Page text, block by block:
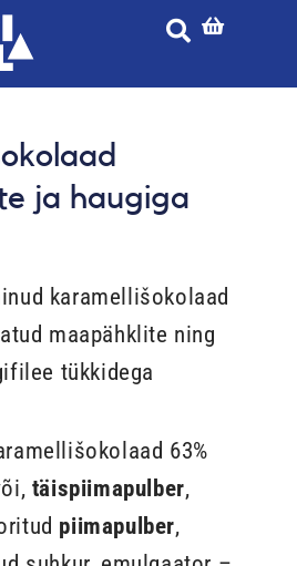
ja haugiga
karamellišokolaad
maapähklite ning
tükkidega
63%
täispiimapulber,
piimapulber,